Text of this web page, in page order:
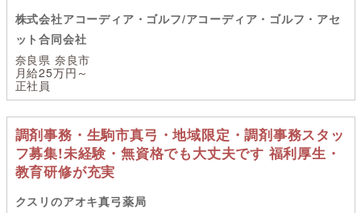
株式会社アコーディア・ゴルフ/アコーディア・ゴルフ・アセ
ット合同会社
奈良県 奈良市
月給25万円～
正社員
調剤事務・生駒市真弓・地域限定・調剤事務スタッ
フ募集!未経験・無資格でも大丈夫です 福利厚生・
教育研修が充実
クスリのアオキ真弓薬局